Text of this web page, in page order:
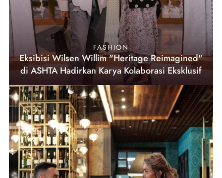
FASHION
Eksibisi Wilsen Willim "Heritage Reimagined"
di ASHTA Hadirkan Karya Kolaborasi Eksklusif